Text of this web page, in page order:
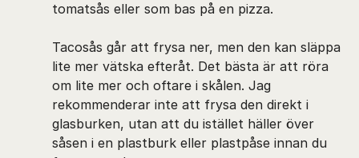
tomatsås eller som bas på en pizza.
Tacosås går att frysa ner, men den kan släppa
lite mer vätska efteråt. Det bästa är att röra
om lite mer och oftare i skålen. Jag
rekommenderar inte att frysa den direkt i
glasburken, utan att du istället häller över
såsen i en plastburk eller plastpåse innan du